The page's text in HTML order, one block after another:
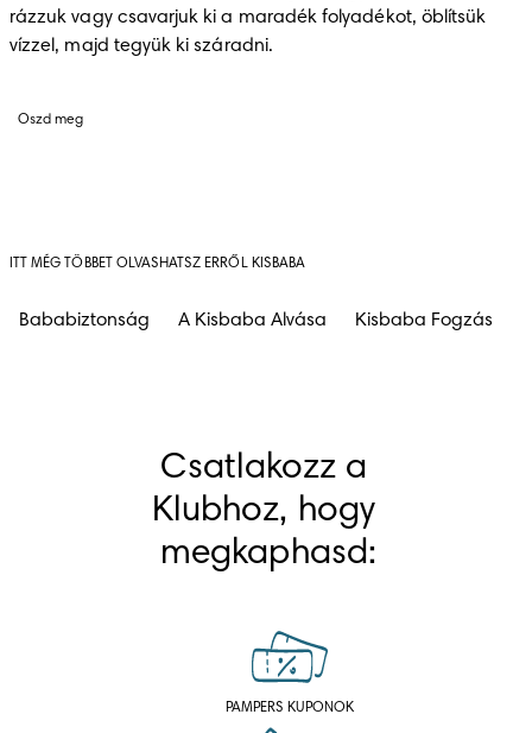
rázzuk vagy csavarjuk ki a maradék folyadékot, öblítsük
vízzel, majd tegyük ki száradni.
Oszd meg
ITT MÉG TÖBBET OLVASHATSZ ERRŐL KISBABA
Bababiztonság A Kisbaba Alvása Kisbaba Fogzás
Csatlakozz a
Klubhoz, hogy
megkaphasd:
PAMPERS KUPONOK